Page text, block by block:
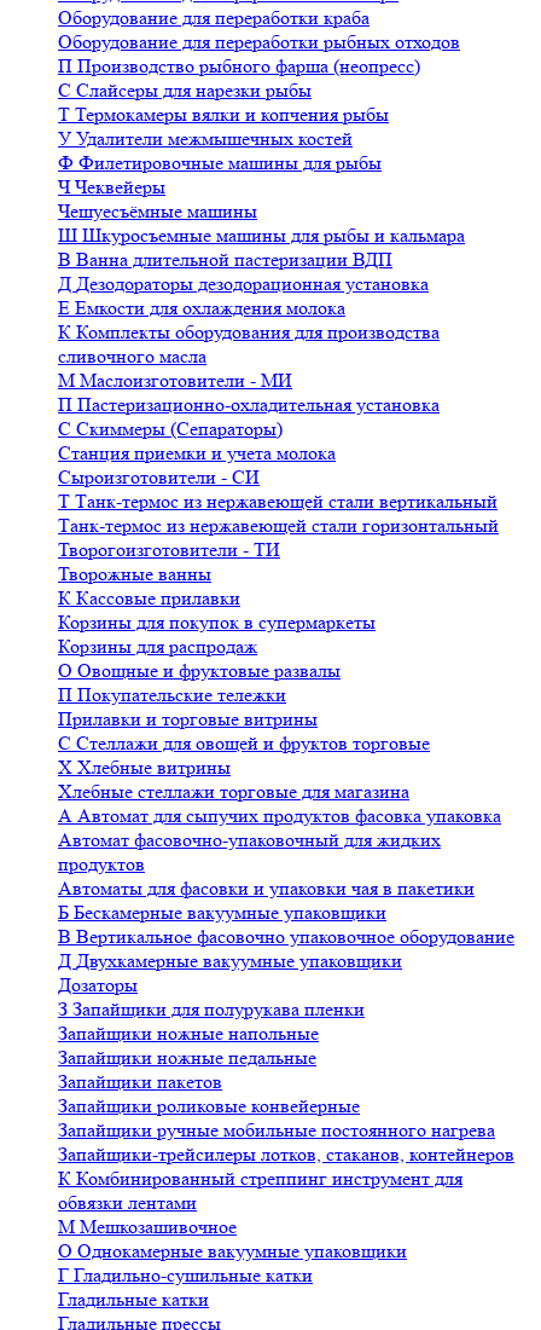
Оборудование для переработки краба
Оборудование для переработки рыбных отходов
П Производство рыбного фарша (неопресс)
С Слайсеры для нарезки рыбы
Т Термокамеры вялки и копчения рыбы
У Удалители межмышечных костей
Ф Филетировочные машины для рыбы
ЧЧеквейеры
Чешуесъёмные машины
Ш Шкуросъемные машины для рыбы и кальмара
В Ванна длительной пастеризации ВДП
Д Дезодораторы дезодорационная установка
Е Емкости для охлаждения молока
К Комплекты оборудования для производства
сливочного масла
М Маслоизготовители - МИ
П Пастеризационно-охладительная установка
С Скиммеры (Сепараторы)
Станция приемки и учета молока
Сыроизготовители - СИ
Т Танк-термос из нержавеющей стали вертикальный
Танк-термос из нержавеющей стали горизонтальный
Творогоизготовители - ТИ
Творожные ванны
К Кассовые прилавки
Корзины для покупок в супермаркеты
Корзины для распродаж
О Овощные и фруктовые развалы
П Покупательские тележки
Прилавки и торговые витрины
С Стеллажи для овощей и фруктов торговые
Х Хлебные витрины
Хлебные стеллажи торговые для магазина
А Автомат для сыпучих продуктов фасовка упаковка
Автомат фасовочно-упаковочный для жидких
продуктов
Автоматы для фасовки и упаковки чая в пакетики
Б Бескамерные вакуумные упаковщики
В Вертикальное фасовочно упаковочное оборудование
Д Двухкамерные вакуумные упаковщики
Дозаторы
З Запайщики для полурукава пленки
Запайщики ножные напольные
Запайщики ножные педальные
Запайщики пакетов
Запайщики роликовые конвейерные
Запайщики ручные мобильные постоянного нагрева
Запайщики-трейсилеры лотков, стаканов, контейнеров
К Комбинированный стреппинг инструмент для
обвязки лентами
М Мешкозашивочное
О Однокамерные вакуумные упаковщики
Г Гладильно-сушильные катки
Гладильные катки
Гладильные прессы